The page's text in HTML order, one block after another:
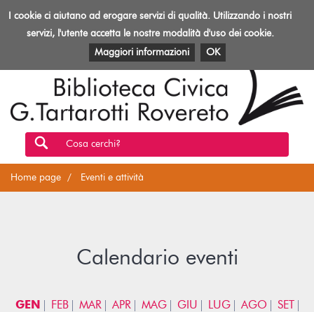
Toggle
Biblioteca
Rovereto
EVENTI E ATTIVITÀ PATRIMONIO E RISORSE
Cosa cerchi?
Home page Eventi e attività
Calendario eventi
GEN FEB MAR APR MAG GIU LUG AGO
SET
I cookie ci aiutano ad erogare servizi di qualità. Utilizzando i nostri
servizi, l'utente accetta le nostre modalità d'uso dei cookie.
Maggiori informazioni
OK